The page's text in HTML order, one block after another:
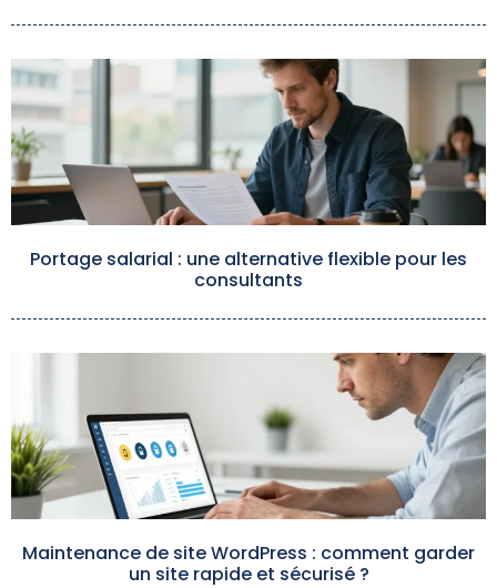
Portage salarial : une alternative flexible pour les
consultants
Maintenance de site WordPress : comment garder
un site rapide et sécurisé ?